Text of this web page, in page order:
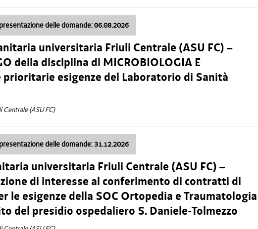
delle domande: 06.08.2026
universitaria Friuli Centrale (ASU FC) –
della disciplina di MICROBIOLOGIA E
prioritarie esigenze del Laboratorio di Sanità
Centrale (ASU FC)
delle domande: 31.12.2026
universitaria Friuli Centrale (ASU FC) –
di interesse al conferimento di contratti di
le esigenze della SOC Ortopedia e Traumatologia
del presidio ospedaliero S. Daniele-Tolmezzo